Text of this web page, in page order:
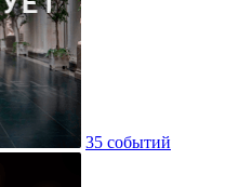
35 событий